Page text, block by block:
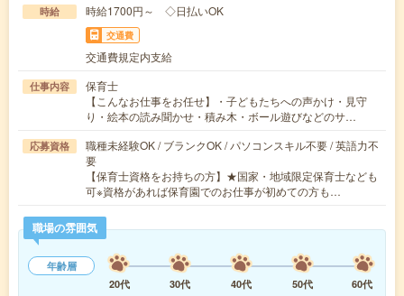
時給 時給1700円～ ◇日払いOK
交通費
交通費規定内支給
仕事内容
保育士
【こんなお仕事をお任せ】・子どもたちへの声かけ・見守
り・絵本の読み聞かせ・積み木・ボール遊びなどのサ…
応募資格
職種未経験OK / ブランクOK / パソコンスキル不要 / 英語力不
要
【保育士資格をお持ちの方】★国家・地域限定保育士なども
可※資格があれば保育園でのお仕事が初めての方も…
職場の雰囲気
年齢層
20代
30代 40代 50代
60代